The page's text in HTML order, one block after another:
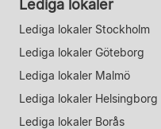
Lediga lokaler
Lediga lokaler Stockholm
Lediga lokaler Göteborg
Lediga lokaler Malmö
Lediga lokaler Helsingborg
Lediga lokaler Borås